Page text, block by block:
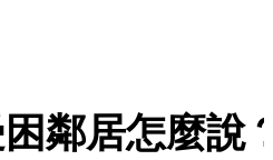
鄰居怎麼說